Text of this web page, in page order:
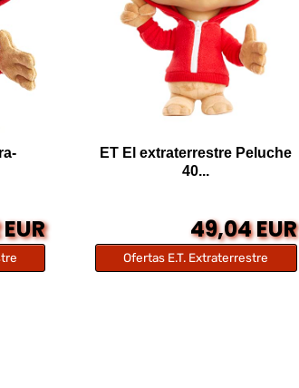
ET El extraterrestre Peluche
40...
49,04 EUR
Ofertas E.T. Extraterrestre